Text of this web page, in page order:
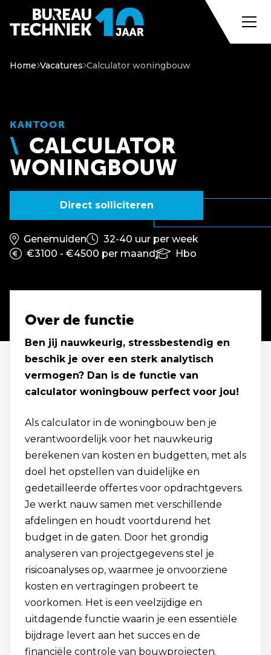
Home Vacatures Calculator woningbouw
KANTOOR
CALCULATOR
WONINGBOUW
Direct solliciteren
Genemuiden
32-40 uur per week
€3100 - €4500 per maand
Hbo
Over de functie
Ben jij nauwkeurig, stressbestendig en
beschik je over een sterk analytisch
vermogen? Dan is de functie van
calculator woningbouw perfect voor jou!
Als calculator in de woningbouw ben je
verantwoordelijk voor het nauwkeurig
berekenen van kosten en budgetten, met als
doel het opstellen van duidelijke en
gedetailleerde offertes voor opdrachtgevers.
Je werkt nauw samen met verschillende
afdelingen en houdt voortdurend het
budget in de gaten. Door het grondig
analyseren van projectgegevens stel je
risicoanalyses op, waarmee je onvoorziene
kosten en vertragingen probeert te
voorkomen. Het is een veelzijdige en
uitdagende functie waarin je een essentiële
bijdrage levert aan het succes en de
financiële controle van bouwprojecten.